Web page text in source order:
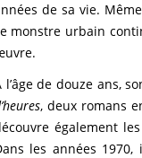
de sa vie.
monstre urbain
l’âge de douze ans,
, deux romans
également
les années